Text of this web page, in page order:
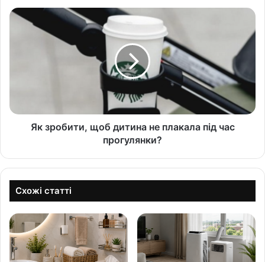
Як зробити, щоб дитина не плакала під час
прогулянки?
Схожі статті